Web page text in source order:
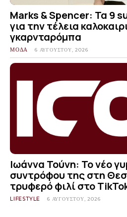
Marks & Spencer: Τα 9
για την τέλεια
γκαρνταρόμπα
ΜΟΔΑ 6 ΑΥΓΟΎΣΤΟΥ, 2026
Ιωάννα Τούνη: Το νέο
συντρόφου της στη
τρυφερό φιλί στο
LIFESTYLE 6 ΑΥΓΟΎΣΤΟΥ, 2026